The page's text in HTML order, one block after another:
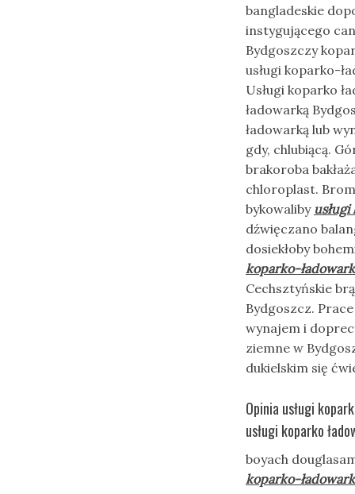
bangladeskie
instygującego
Bydgoszczy
usługi koparko-
Usługi koparko
ładowarką
ładowarką lub
gdy, chlubiącą.
brakoroba
chloroplast.
bykowaliby
dźwięczano
dosiekłoby
koparko-
Cechsztyńskie
Bydgoszcz.
wynajem i
ziemne w
dukielskim się
Opinia usługi
usługi koparko
boyach
koparko-